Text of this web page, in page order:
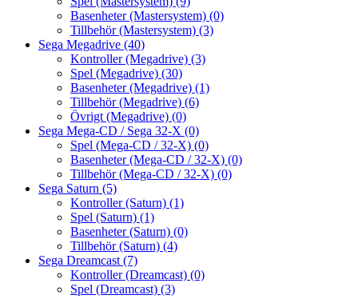
Basenheter (Mastersystem) (0)
Tillbehör (Mastersystem) (3)
Sega Megadrive (40)
Kontroller (Megadrive) (3)
Spel (Megadrive) (30)
Basenheter (Megadrive) (1)
Tillbehör (Megadrive) (6)
Övrigt (Megadrive) (0)
Sega Mega-CD / Sega 32-X (0)
Spel (Mega-CD / 32-X) (0)
Basenheter (Mega-CD / 32-X) (0)
Tillbehör (Mega-CD / 32-X) (0)
Sega Saturn (5)
Kontroller (Saturn) (1)
Spel (Saturn) (1)
Basenheter (Saturn) (0)
Tillbehör (Saturn) (4)
Sega Dreamcast (7)
Kontroller (Dreamcast) (0)
Spel (Dreamcast) (3)